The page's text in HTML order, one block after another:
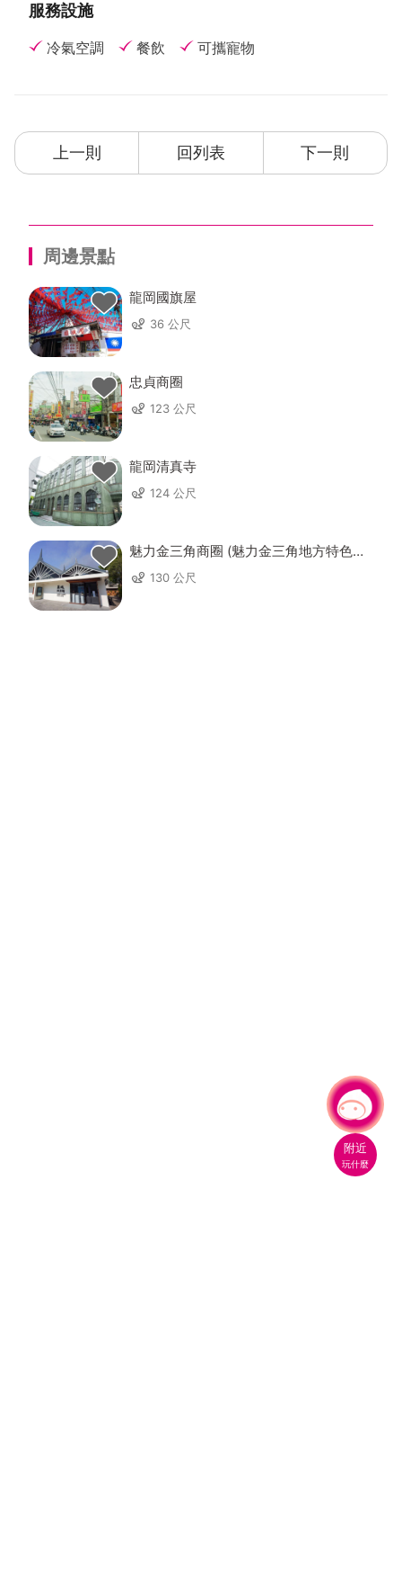
服務設施
冷氣空調 餐飲 可攜寵物
上一則 回列表 下一則
周邊景點
龍岡國旗屋
36 公尺
忠貞商圈
123 公尺
龍岡清真寺
124 公尺
魅力金三角商圈 (魅力金三角地方特色產
業發展協會)
130 公尺
附近
玩什麼